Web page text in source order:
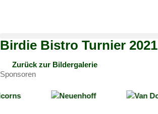
Birdie Bistro Turnier 2021
Zurück zur Bildergalerie
Sponsoren